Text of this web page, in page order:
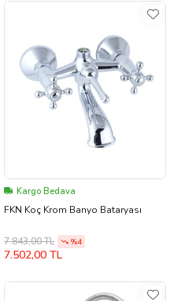
Kargo Bedava
FKN Koç Krom Banyo Bataryası
7.843,00 TL %4
7.502,00 TL